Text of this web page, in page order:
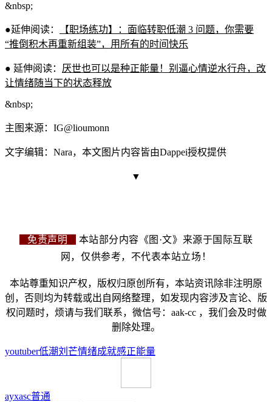
&nbsp;
●延伸阅读：
【职场练功】：面临转职低潮 3 问题，你需要
“推倒积木再重新组装”，用所有的时间快乐
● 延伸阅读： 厌世也可以是种正能量！别逼心情逆水行舟，改
让情绪随当下的状态释放
&nbsp;
主图来源：IG@lioumonn
文字编辑：Nara，本文图片内容皆由Dappei授权提供
▼
免责声明
本站部分内容《图·文》来源于国际互联
网，仅供参考，不代表本站立场！
本站尊重知识产权，版权归原创所有，本站资讯除非注明原
创，否则均为转载或出自网络整理，如发现内容涉及言论、版
权问题时，烦请与我们联系，微信号：aak-cc ，我们会及时做
删除处理。
youtuber低潮刘芒情绪成就感正能量
ayxasc普通